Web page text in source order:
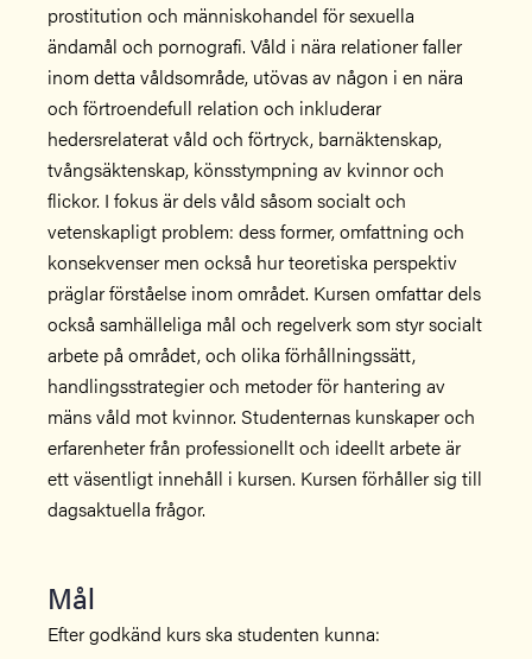
prostitution och människohandel för sexuella
ändamål och pornografi. Våld i nära relationer faller
inom detta våldsområde, utövas av någon i en nära
och förtroendefull relation och inkluderar
hedersrelaterat våld och förtryck, barnäktenskap,
tvångsäktenskap, könsstympning av kvinnor och
flickor. I fokus är dels våld såsom socialt och
vetenskapligt problem: dess former, omfattning och
konsekvenser men också hur teoretiska perspektiv
präglar förståelse inom området. Kursen omfattar dels
också samhälleliga mål och regelverk som styr socialt
arbete på området, och olika förhållningssätt,
handlingsstrategier och metoder för hantering av
mäns våld mot kvinnor. Studenternas kunskaper och
erfarenheter från professionellt och ideellt arbete är
ett väsentligt innehåll i kursen. Kursen förhåller sig till
dagsaktuella frågor.
Mål
Efter godkänd kurs ska studenten kunna: